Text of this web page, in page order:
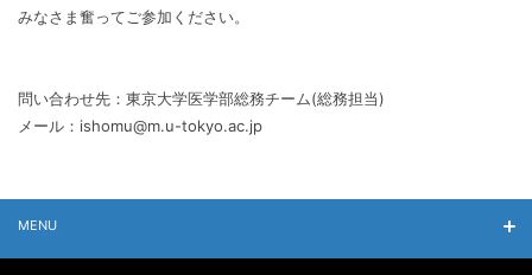
みなさま奮ってご参加ください。
問い合わせ先：東京大学医学部総務チーム(総務担当)
メール：ishomu@m.u-tokyo.ac.jp
MENU